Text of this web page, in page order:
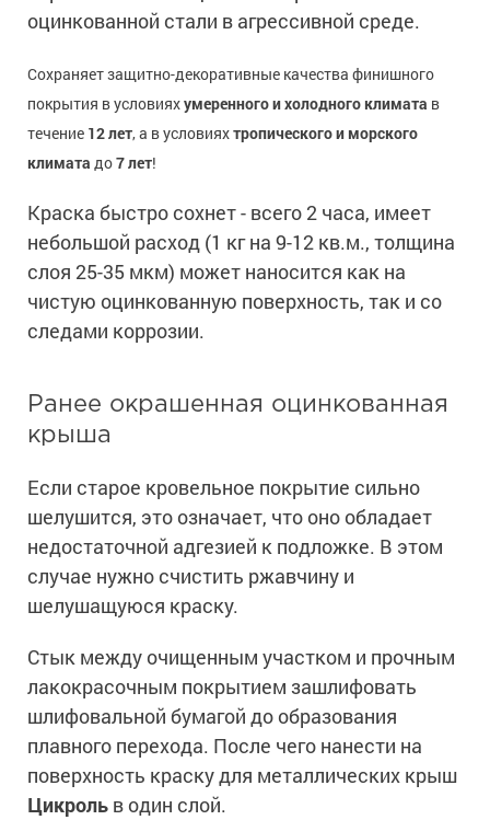
оцинкованной стали в агрессивной среде.
Cохраняет защитно-декоративные качества финишного
покрытия в условияхумеренного и холодного климата в
течение 12 лет, а в условияхтропического и морского
климата до7 лет!
Краска быстро сохнет - всего 2 часа, имеет
небольшой расход (1 кг на 9-12 кв.м., толщина
слоя 25-35 мкм) может наносится как на
чистую оцинкованную поверхность, так и со
следами коррозии.
Ранее окрашенная оцинкованная
крыша
Если старое кровельное покрытие сильно
шелушится, это означает, что оно обладает
недостаточной адгезией к подложке. В этом
случае нужно счистить ржавчину и
шелушащуюся краску.
Стык между очищенным участком и прочным
лакокрасочным покрытием зашлифовать
шлифовальной бумагой до образования
плавного перехода. После чего нанести на
поверхность краску для металлических крыш
Цикроль в один слой.